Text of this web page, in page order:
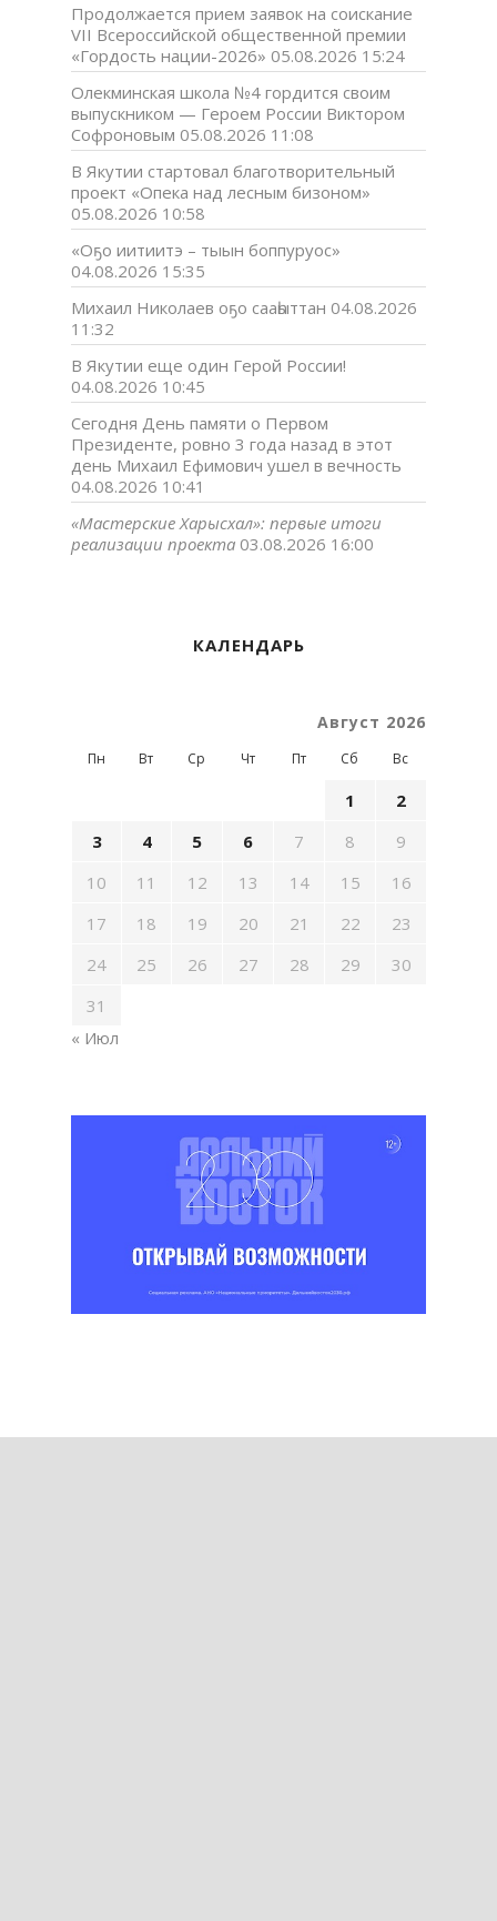
Продолжается прием заявок на соискание
VII Всероссийской общественной премии
«Гордость нации-2026» 05.08.2026 15:24
Олекминская школа №4 гордится своим
выпускником — Героем России Виктором
Софроновым 05.08.2026 11:08
В Якутии стартовал благотворительный
проект «Опека над лесным бизоном»
05.08.2026 10:58
«Оҕо иитиитэ – тыын боппуруос»
04.08.2026 15:35
Михаил Николаев оҕо сааһыттан 04.08.2026
11:32
В Якутии еще один Герой России!
04.08.2026 10:45
Сегодня День памяти о Первом
Президенте, ровно 3 года назад в этот
день Михаил Ефимович ушел в вечность
04.08.2026 10:41
«Мастерские Харысхал»: первые итоги
реализации проекта 03.08.2026 16:00
КАЛЕНДАРЬ
Август 2026
Пн Вт Ср Чт Пт Сб Вс
1
2
3
4 5 6 7 8
9
10
11 12 13 14 15
16
17
18 19 20 21 22
23
24
25 26 27 28 29
30
31
« Июл